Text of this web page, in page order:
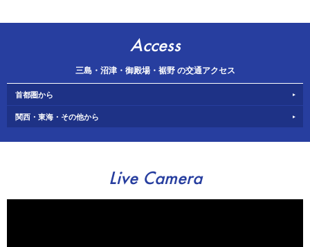
Access
三島・沼津・御殿場・裾野 の交通アクセス
首都圏から
関西・東海・その他から
Live Camera